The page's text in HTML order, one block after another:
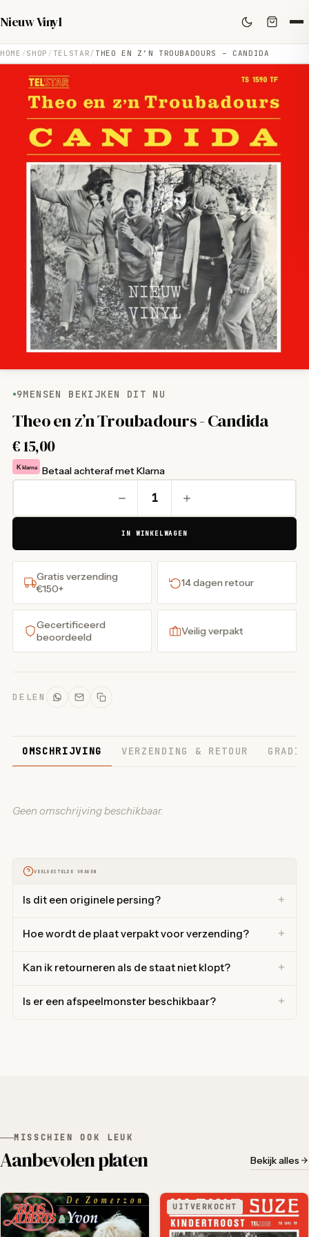
Nieuw Vinyl
HOME SHOP TELSTAR THEO EN Z’N TROUBADOURS – CANDIDA
9MENSEN BEKIJKEN DIT NU
Theo en z’n Troubadours - Candida
€15,00
K klarna Betaal achteraf met Klarna
IN WINKELWAGEN
Gratis verzending
€150+
14 dagen retour
Gecertificeerd
beoordeeld
Veilig verpakt
DELEN
OMSCHRIJVING VERZENDING & RETOUR
Geen omschrijving beschikbaar.
VEELGESTELDE VRAGEN
Is dit een originele persing?
Hoe wordt de plaat verpakt voor verzending?
Kan ik retourneren als de staat niet klopt?
Is er een afspeelmonster beschikbaar?
MISSCHIEN OOK LEUK
Aanbevolen platen Bekijk alles
UITVERKOCHT